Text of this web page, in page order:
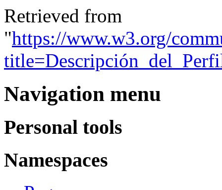
Retrieved from
"https://www.w3.org/
Navigation menu
Personal tools
Namespaces